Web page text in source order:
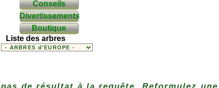
Conseils
Divertissements
Boutique
Liste des arbres
pas de résultat à la requête. Reformulez une